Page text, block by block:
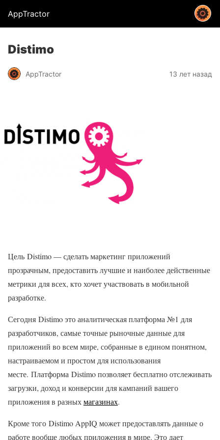
AppTractor
Distimo
AppTractor 13 лет назад
Цель Distimo — сделать маркетинг приложений
прозрачным, предоставить лучшие и наиболее действенные
метрики для всех, кто хочет участвовать в мобильной
разработке.
Сегодня Distimo это аналитическая платформа №1 для
разработчиков, самые точные рыночные данные для
приложений во всем мире, собранные в едином понятном,
настраиваемом и простом для использования
месте. Платформа Distimo позволяет бесплатно отслеживать
загрузки, доход и конверсии для кампаний вашего
приложения в разныхмагазинах.
Кроме того Distimo AppIQ может предоставлять данные о
работе вообще любых приложения в мире. Это дает